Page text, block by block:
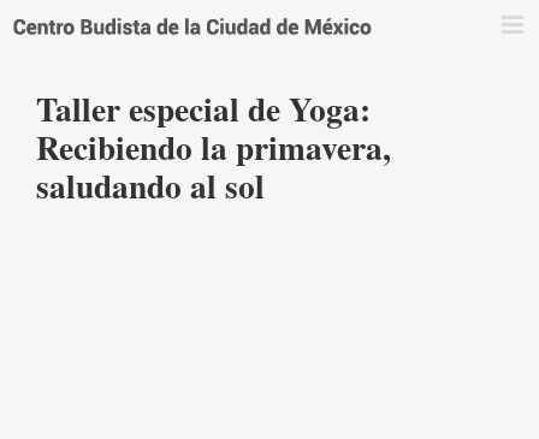
Taller especial de Yoga:
Recibiendo la primavera,
saludando al sol